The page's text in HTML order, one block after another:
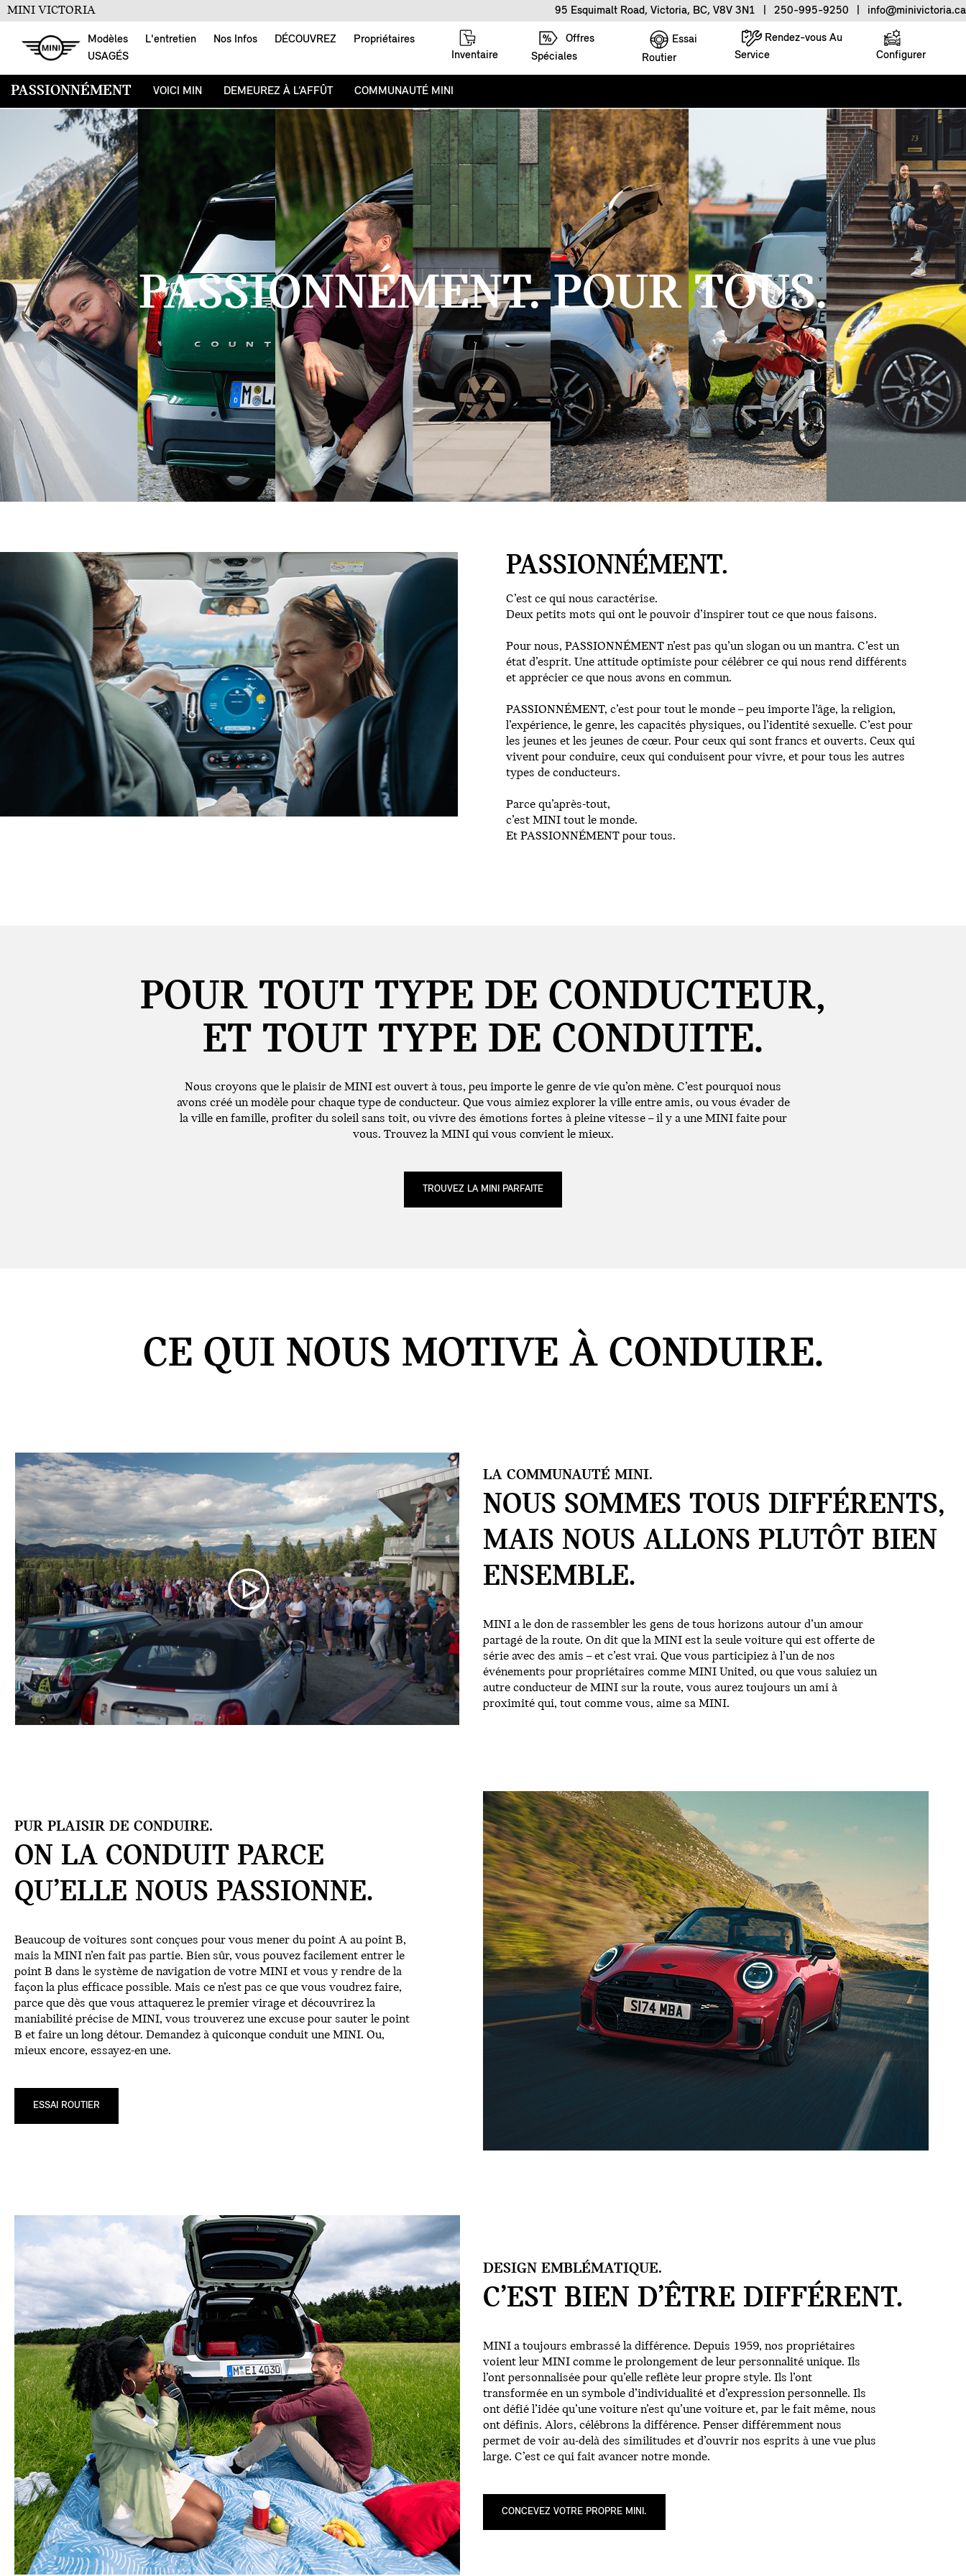
MINI VICTORIA 95 Esquimalt Road, Victoria, BC, V8V 3N1 250-995-9250 info@minivictoria.ca
Modèles L'entretien Nos Infos DÉCOUVREZ
Propriétaires
USAGÉS
Rendez-vous Au
Service
Essai
Routier
Offres
Spéciales
Inventaire Configurer
PASSIONNÉMENT VOICI MIN DEMEUREZ À L’AFFÛT COMMUNAUTÉ MINI
PASSIONNÉMENT. POUR TOUS.
PASSIONNÉMENT.
C’est ce qui nous caractérise.
Deux petits mots qui ont le pouvoir d’inspirer tout ce que nous faisons.
Pour nous, PASSIONNÉMENT n’est pas qu’un slogan ou un mantra. C’est un
état d’esprit. Une attitude optimiste pour célébrer ce qui nous rend différents
et apprécier ce que nous avons en commun.
PASSIONNÉMENT, c’est pour tout le monde – peu importe l’âge, la religion,
l’expérience, le genre, les capacités physiques, ou l’identité sexuelle. C’est pour
les jeunes et les jeunes de cœur. Pour ceux qui sont francs et ouverts. Ceux qui
vivent pour conduire, ceux qui conduisent pour vivre, et pour tous les autres
types de conducteurs.
Parce qu’après-tout,
c’est MINI tout le monde.
Et PASSIONNÉMENT pour tous.
POUR TOUT TYPE DE CONDUCTEUR,
ET TOUT TYPE DE CONDUITE.
Nous croyons que le plaisir de MINI est ouvert à tous, peu importe le genre de vie qu’on mène. C’est pourquoi nous
avons créé un modèle pour chaque type de conducteur. Que vous aimiez explorer la ville entre amis, ou vous évader de
la ville en famille, profiter du soleil sans toit, ou vivre des émotions fortes à pleine vitesse – il y a une MINI faite pour
vous. Trouvez la MINI qui vous convient le mieux.
TROUVEZ LA MINI PARFAITE
CE QUI NOUS MOTIVE À CONDUIRE.
LA COMMUNAUTÉ MINI.
NOUS SOMMES TOUS DIFFÉRENTS,
MAIS NOUS ALLONS PLUTÔT BIEN
ENSEMBLE.
MINI a le don de rassembler les gens de tous horizons autour d’un amour
partagé de la route. On dit que la MINI est la seule voiture qui est offerte de
série avec des amis – et c’est vrai. Que vous participiez à l’un de nos
événements pour propriétaires comme MINI United, ou que vous saluiez un
autre conducteur de MINI sur la route, vous aurez toujours un ami à
proximité qui, tout comme vous, aime sa MINI.
PUR PLAISIR DE CONDUIRE.
ON LA CONDUIT PARCE
QU’ELLE NOUS PASSIONNE.
Beaucoup de voitures sont conçues pour vous mener du point A au point B,
mais la MINI n’en fait pas partie. Bien sûr, vous pouvez facilement entrer le
point B dans le système de navigation de votre MINI et vous y rendre de la
façon la plus efficace possible. Mais ce n’est pas ce que vous voudrez faire,
parce que dès que vous attaquerez le premier virage et découvrirez la
maniabilité précise de MINI, vous trouverez une excuse pour sauter le point
B et faire un long détour. Demandez à quiconque conduit une MINI. Ou,
mieux encore, essayez-en une.
ESSAI ROUTIER
DESIGN EMBLÉMATIQUE.
C’EST BIEN D’ÊTRE DIFFÉRENT.
MINI a toujours embrassé la différence. Depuis 1959, nos propriétaires
voient leur MINI comme le prolongement de leur personnalité unique. Ils
l’ont personnalisée pour qu’elle reflète leur propre style. Ils l’ont
transformée en un symbole d’individualité et d’expression personnelle. Ils
ont défié l’idée qu’une voiture n’est qu’une voiture et, par le fait même, nous
ont définis. Alors, célébrons la différence. Penser différemment nous
permet de voir au-delà des similitudes et d’ouvrir nos esprits à une vue plus
large. C’est ce qui fait avancer notre monde.
CONCEVEZ VOTRE PROPRE MINI.